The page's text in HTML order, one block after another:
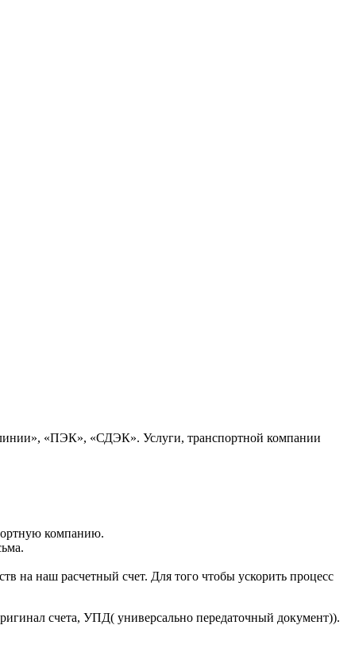
«ПЭК», «СДЭК». Услуги, транспортной компании
компанию.
на наш расчетный счет. Для того чтобы ускорить процесс
счета, УПД( универсально передаточный документ)).